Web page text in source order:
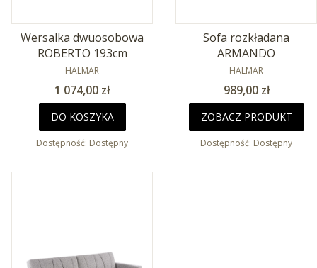
Wersalka dwuosobowa
ROBERTO 193cm
PRODUCENT
HALMAR
Cena
1 074,00 zł
DO KOSZYKA
Dostępność: Dostępny
Sofa rozkładana
ARMANDO
PRODUCENT
HALMAR
Cena
989,00 zł
ZOBACZ PRODUKT
Dostępność: Dostępny